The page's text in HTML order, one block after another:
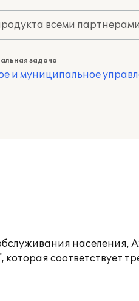
всеми
задача
и муниципальное
населения,
соответствует